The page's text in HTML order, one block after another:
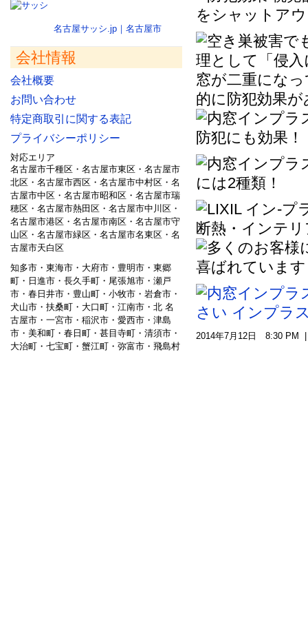
2014年7月12日 8:30 PM
名古屋サッシ.jp｜名古屋市
会社情報
会社概要
お問い合わせ
特定商取引に関する表記
プライバシーポリシー
対応エリア
名古屋市千種区・名古屋市東区・名古屋市
北区・名古屋市西区・名古屋市中村区・名
古屋市中区・名古屋市昭和区・名古屋市瑞
穂区・名古屋市熱田区・名古屋市中川区・
名古屋市港区・名古屋市南区・名古屋市守
山区・名古屋市緑区・名古屋市名東区・名
古屋市天白区
知多市・東海市・大府市・豊明市・東郷
町・日進市・長久手町・尾張旭市・瀬戸
市・春日井市・豊山町・小牧市・岩倉市・
犬山市・扶桑町・大口町・江南市・北 名
古屋市・一宮市・稲沢市・愛西市・津島
市・美和町・春日町・甚目寺町・清須市・
大治町・七宝町・蟹江町・弥富市・飛島村